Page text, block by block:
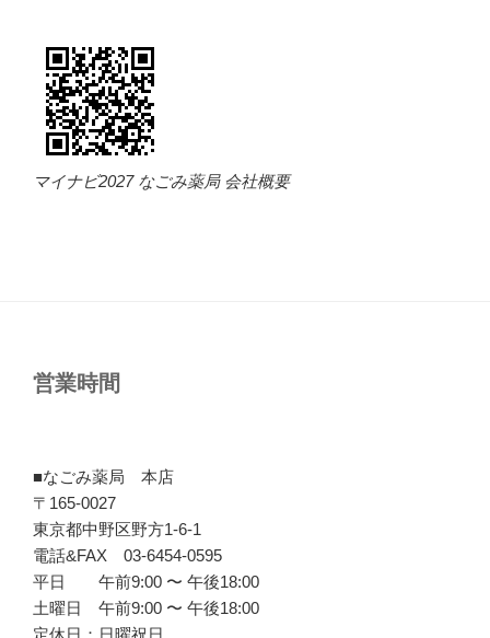
マイナビ2027 なごみ薬局 会社概要
営業時間
■なごみ薬局 本店
〒165-0027
東京都中野区野方1-6-1
電話&FAX 03-6454-0595
平日 午前9:00 〜 午後18:00
土曜日 午前9:00 〜 午後18:00